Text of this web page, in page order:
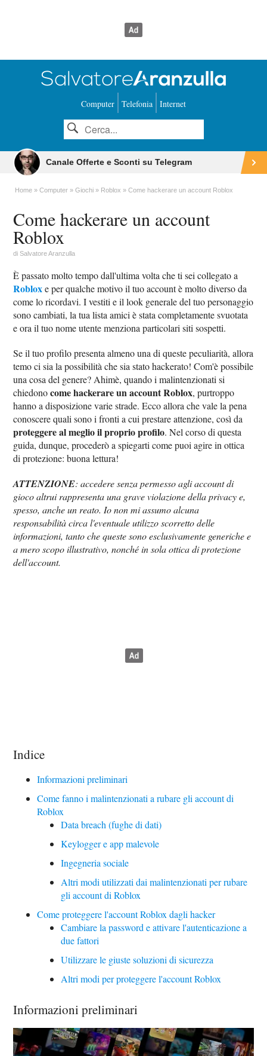
Computer Telefonia Internet
Canale Offerte e Sconti su Telegram
Home Computer Giochi Roblox Come hackerare un account Roblox
Come hackerare un account
Roblox
diSalvatore Aranzulla
È passato molto tempo dall'ultima volta che ti sei collegato a
Robloxe per qualche motivo il tuo account è molto diverso da
come lo ricordavi. I vestiti e il look generale del tuo personaggio
sono cambiati, la tua lista amici è stata completamente svuotata
e ora il tuo nome utente menziona particolari siti sospetti.
Se il tuo profilo presenta almeno una di queste peculiarità, allora
temo ci sia la possibilità che sia stato hackerato! Com'è possibile
una cosa del genere? Ahimè, quando i malintenzionati si
chiedonocome hackerare un account Roblox, purtroppo
hanno a disposizione varie strade. Ecco allora che vale la pena
conoscere quali sono i fronti a cui prestare attenzione, così da
proteggere al meglio il proprio profilo. Nel corso di questa
guida, dunque, procederò a spiegarti come puoi agire in ottica
di protezione: buona lettura!
ATTENZIONE: accedere senza permesso agli account di
gioco altrui rappresenta una grave violazione della privacy e,
spesso, anche un reato. Io non mi assumo alcuna
responsabilità circa l'eventuale utilizzo scorretto delle
informazioni, tanto che queste sono esclusivamente generiche e
a mero scopo illustrativo, nonché in sola ottica di protezione
dell'account.
Indice
Informazioni preliminari
Come fanno i malintenzionati a rubare gli account di
Roblox
Data breach (fughe di dati)
Keylogger e app malevole
Ingegneria sociale
Altri modi utilizzati dai malintenzionati per rubare
gli account di Roblox
Come proteggere l'account Roblox dagli hacker
Cambiare la password e attivare l'autenticazione a
due fattori
Utilizzare le giuste soluzioni di sicurezza
Altri modi per proteggere l'account Roblox
Informazioni preliminari